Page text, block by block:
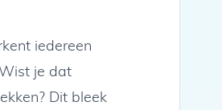
iedereen
je dat
Dit bleek